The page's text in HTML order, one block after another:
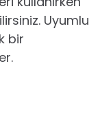
Uyumlu
bir